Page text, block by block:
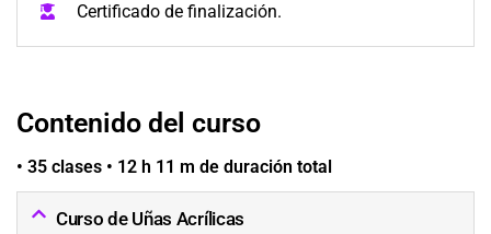
Certificado de finalización.
Contenido del curso
• 35 clases • 12 h 11 m de duración total
Curso de Uñas Acrílicas